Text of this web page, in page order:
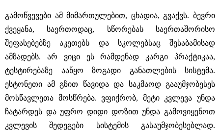
გამოწვევები ამ მიმართულებით, ცხადია, გვაქვს. ბევრი
ქვეყანა, საერთოდაც, სწორებას საერთაშორისო
შეფასებებზე აკეთებს და სკოლებსაც შესაბამისად
ამზადებს. არ ვიცი ეს რამდენად კარგი პრაქტიკაა,
ტესტირებაზე ააწყო ზოგადი განათლების სისტემა.
ესტონეთი ამ გზით წავიდა და საკმაოდ გააუმჯობესეს
მოსწავლეთა მოსწრება. ვფიქრობ, მეტი კვლევა უნდა
ჩატარდეს და უფრო დიდი დოზით უნდა გამოვიყენოთ
კვლევის შედეგები სისტემის გასაუმჯობესებლად.